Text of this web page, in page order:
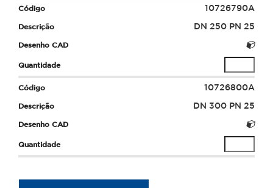
10726790A
DN 250 PN 25
10726800A
DN 300 PN 25